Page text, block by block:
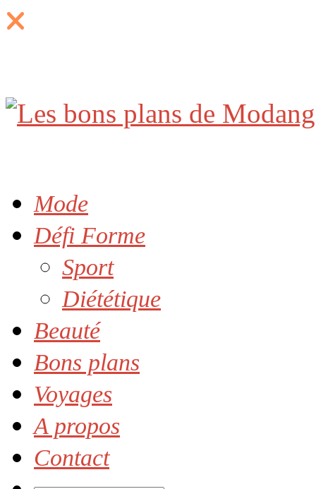
Mode
Défi Forme
Sport
Diététique
Beauté
Bons plans
Voyages
A propos
Contact